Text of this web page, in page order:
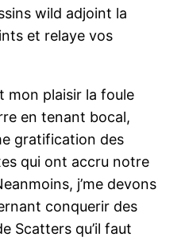
wild adjoint la
et relaye vos
mon plaisir la foule
en tenant bocal,
gratification des
qui ont accru notre
j’me devons
conquerir des
Scatters qu’il faut